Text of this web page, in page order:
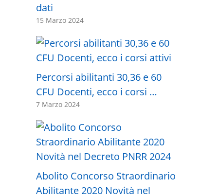
dati
15 Marzo 2024
Percorsi abilitanti 30,36 e 60
CFU Docenti, ecco i corsi …
7 Marzo 2024
Abolito Concorso Straordinario
Abilitante 2020 Novità nel